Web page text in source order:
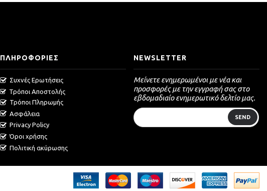
ΠΛΗΡΟΦΟΡΙΕΣ
Συχνές Ερωτήσεις
Τρόποι Αποστολής
Τρόποι Πληρωμής
Ασφάλεια
Privacy Policy
Όροι χρήσης
Πολιτική ακύρωσης
NEWSLETTER
Μείνετε ενημερωμένοι με νέα και
προσφορές με την εγγραφή σας στο
εβδομαδιαίο ενημερωτικό δελτίο μας.
SEND